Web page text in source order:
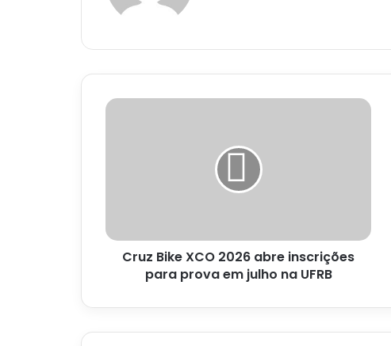
Cruz
em
julhoCruz Bike XCO 2026 abre inscrições
para prova em julho na UFRB